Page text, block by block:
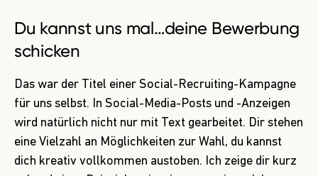
Du kannst uns mal…deine Bewerbung
schicken
Das war der Titel einer Social-Recruiting-Kampagne
für uns selbst. In Social-Media-Posts und -Anzeigen
wird natürlich nicht nur mit Text gearbeitet. Dir stehen
eine Vielzahl an Möglichkeiten zur Wahl, du kannst
dich kreativ vollkommen austoben. Ich zeige dir kurz